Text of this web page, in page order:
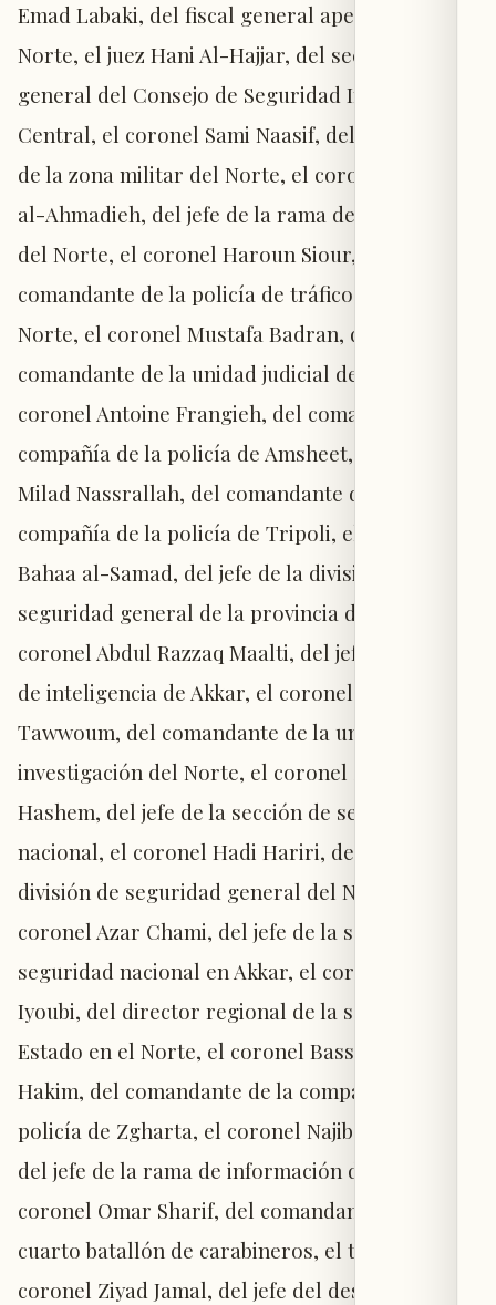
Emad Labaki, del fiscal general apelativo del
Norte, el juez Hani Al-Hajjar, del secretario
general del Consejo de Seguridad Interno
Central, el coronel Sami Naasif, del comandante
de la zona militar del Norte, el coronel Basem
al-Ahmadieh, del jefe de la rama de inteligencia
del Norte, el coronel Haroun Siour, del
comandante de la policía de tráfico regional del
Norte, el coronel Mustafa Badran, del
comandante de la unidad judicial de Tripoli, el
coronel Antoine Frangieh, del comandante de la
compañía de la policía de Amsheet, el coronel
Milad Nassrallah, del comandante de la
compañía de la policía de Tripoli, el coronel
Bahaa al-Samad, del jefe de la división de
seguridad general de la provincia de Akkar, el
coronel Abdul Razzaq Maalti, del jefe de la rama
de inteligencia de Akkar, el coronel Milad
Tawwoum, del comandante de la unidad de
investigación del Norte, el coronel Sarkis al-
Hashem, del jefe de la sección de seguridad
nacional, el coronel Hadi Hariri, del jefe de la
división de seguridad general del Norte, el
coronel Azar Chami, del jefe de la sección de
seguridad nacional en Akkar, el coronel Ali al-
Iyoubi, del director regional de la seguridad del
Estado en el Norte, el coronel Bassam al-
Hakim, del comandante de la compañía de la
policía de Zgharta, el coronel Najib al-Shami,
del jefe de la rama de información del Norte, el
coronel Omar Sharif, del comandante del
cuarto batallón de carabineros, el teniente
coronel Ziyad Jamal, del jefe del despacho